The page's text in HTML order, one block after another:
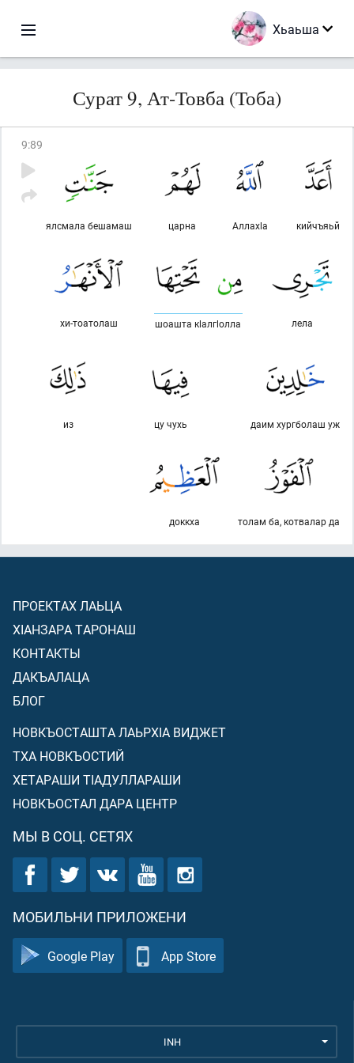
Хьаьша
Сурат 9, Ат-Товба (Тоба)
9:89
кийчъяьй
Аллахlа
царна
ялсмала бешамаш
лела
шоашта кlалгlолла
хи-тоатолаш
даим хургболаш уж
цу чухь
из
толам ба, котвалар да
доккха
ПРОЕКТАХ ЛАЬЦА
ХIАНЗАРА ТАРОНАШ
КОНТАКТЫ
ДАКЪАЛАЦА
БЛОГ
НОВКЪОСТАШТА ЛАЬРХIА ВИДЖЕТ
ТХА НОВКЪОСТИЙ
ХЕТАРАШИ ТIАДУЛЛАРАШИ
НОВКЪОСТАЛ ДАРА ЦЕНТР
МЫ В СОЦ. СЕТЯХ
МОБИЛЬНИ ПРИЛОЖЕНИ
Google Play App Store
INH